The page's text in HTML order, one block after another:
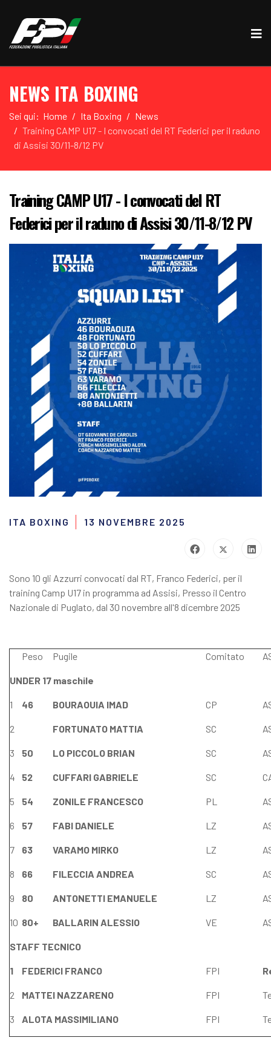
NEWS ITA BOXING
Sei qui: Home Ita Boxing
News
Training CAMP U17 - I convocati del RT Federici per il raduno
di Assisi 30/11-8/12 PV
Training CAMP U17 - I convocati del RT
Federici per il raduno di Assisi 30/11-8/12 PV
ITA BOXING 13 NOVEMBRE 2025
Sono 10 gli Azzurri convocati dal RT, Franco Federici, per il
training Camp U17 in programma ad Assisi, Presso il Centro
Nazionale di Puglato, dal 30 novembre all'8 dicembre 2025
Peso Pugile Comitato
UNDER 17 maschile
1 46 BOURAOUIA IMAD CP
2 FORTUNATO MATTIA SC
3 50 LO PICCOLO BRIAN SC
4 52 CUFFARI GABRIELE SC
5 54 ZONILE FRANCESCO PL
6 57 FABI DANIELE LZ
7 63 VARAMO MIRKO LZ
8 66 FILECCIA ANDREA SC
9 80 ANTONETTI EMANUELE LZ
10 80+ BALLARIN ALESSIO VE
STAFF TECNICO
1 FEDERICI FRANCO FPI
2 MATTEI NAZZARENO FPI
3 ALOTA MASSIMILIANO FPI